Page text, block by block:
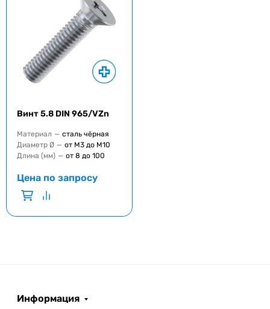
Винт 5.8 DIN 965/VZn
Материал — сталь чёрная
Диаметр Ø — от M3 до M10
Длина (мм) — от 8 до 100
Цена по запросу
Информация